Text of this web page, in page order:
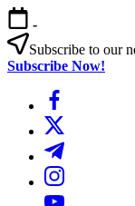
Skip
to
content
-
Subscribe to our
Subscribe Now!
https://
https://
https://t.me/
https://
https://